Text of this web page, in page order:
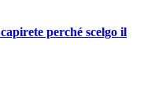
perché scelgo il